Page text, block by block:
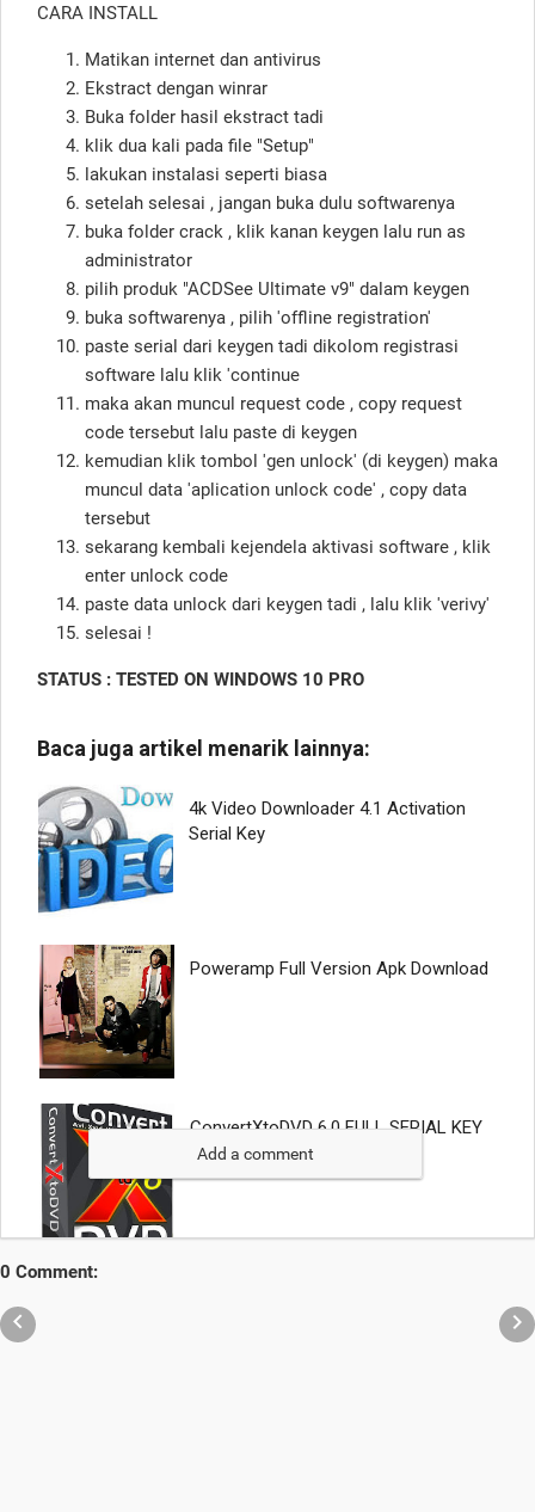
CARA INSTALL
Matikan internet dan antivirus
Ekstract dengan winrar
Buka folder hasil ekstract tadi
klik dua kali pada file "Setup"
lakukan instalasi seperti biasa
setelah selesai , jangan buka dulu softwarenya
buka folder crack , klik kanan keygen lalu run as
administrator
pilih produk "ACDSee Ultimate v9" dalam keygen
buka softwarenya , pilih 'offline registration'
paste serial dari keygen tadi dikolom registrasi
software lalu klik 'continue
maka akan muncul request code , copy request
code tersebut lalu paste di keygen
kemudian klik tombol 'gen unlock' (di keygen) maka
muncul data 'aplication unlock code' , copy data
tersebut
sekarang kembali kejendela aktivasi software , klik
enter unlock code
paste data unlock dari keygen tadi , lalu klik 'verivy'
selesai !
STATUS : TESTED ON WINDOWS 10 PRO
Add a comment
0 Comment:
 